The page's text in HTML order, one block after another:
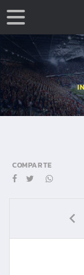
COMPARTE